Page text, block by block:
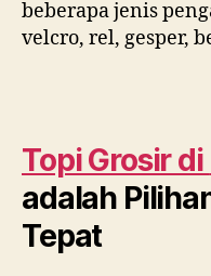
beberapa jenis
velcro, rel, gesper,
Topi Grosir di
adalah
Tepat